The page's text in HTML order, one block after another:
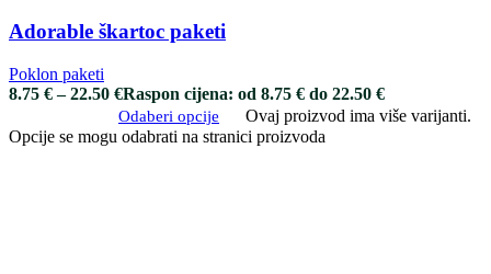
Adorable škartoc paketi
Poklon paketi
8.75 € – 22.50 €Raspon cijena: od 8.75 € do 22.50 €
Odaberi opcije
Ovaj proizvod ima više varijanti.
Opcije se mogu odabrati na stranici proizvoda